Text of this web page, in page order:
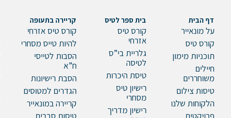
דף הבית
על מונאייר
קורס טיס
תוכניות מימון
חיילים
משוחררים
טיסות צילום
הלקוחות שלנו
בית ספר לטיס
קורס טיס
אזרחי
גלריית בי”ס
לטיסה
טיסת היכרות
רישיון טיס
מסחרי
רישיון מדריך
קריירה בתעופה
קורס טיס אזרחי
להיות טייס מסחרי
הסבות לטייסי
ח”א
הסבת רישיונות
הגדרים למטוסים
קריירה במונאייר